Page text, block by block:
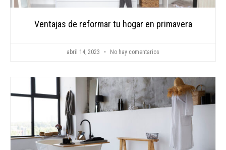
Ventajas de reformar tu hogar en primavera
abril 14, 2023 No hay comentarios